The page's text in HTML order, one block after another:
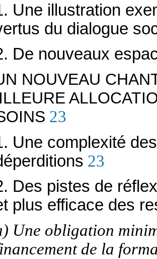
Une illustration
du dialogue
De nouveaux
NOUVEAU
23
Une complexité
23
Des pistes de
plus efficace des
Une obligation
de la